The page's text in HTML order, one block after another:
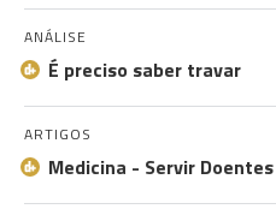
ANÁLISE
É preciso saber travar
ARTIGOS
Medicina - Servir